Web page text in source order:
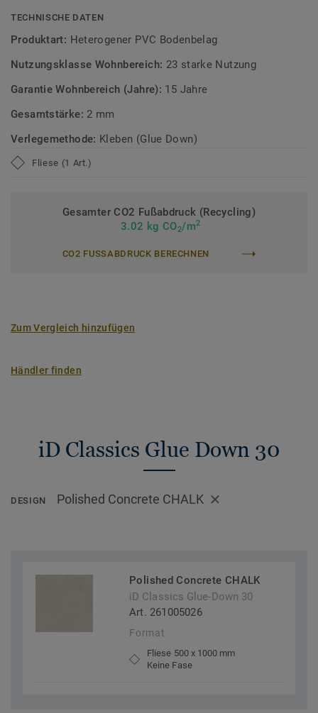
Zirkulär gedacht
recycelbar. Zudem ist der Bodenbelag phthalatfrei und
weist sehr niedrige VOC-Emissionen auf, geprüft nach
anerkannten Standards.
TECHNISCHE DATEN
Produktart: Heterogener PVC Bodenbelag
Nutzungsklasse Wohnbereich: 23 starke Nutzung
Garantie Wohnbereich (Jahre): 15 Jahre
Gesamtstärke: 2 mm
Verlegemethode: Kleben (Glue Down)
Fliese (1 Art.)
Gesamter CO2 Fußabdruck (Recycling)
3.02 kg CO2/m2
CO2 FUSSABDRUCK BERECHNEN
Zum Vergleich hinzufügen
Händler finden
iD Classics Glue Down 30
DESIGN Polished Concrete CHALK
Polished Concrete CHALK
iD Classics Glue-Down 30
Art. 261005026
Format
Fliese 500 x 1000 mm
Keine Fase